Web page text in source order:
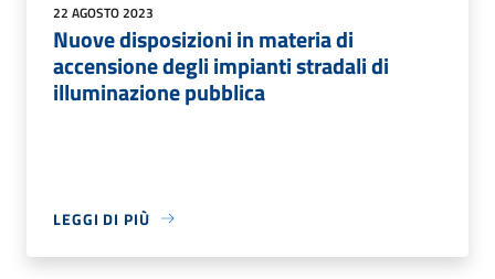
22 AGOSTO 2023
Nuove disposizioni in materia di
accensione degli impianti stradali di
illuminazione pubblica
LEGGI DI PIÙ